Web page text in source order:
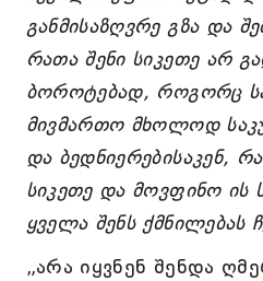
განმისაზღვრე გზა და
რათა შენი სიკეთე არ
ბოროტებად, როგორც
მივმართო მხოლოდ
და ბედნიერებისაკენ,
სიკეთე და მოვფინო ის
ყველა შენს ქმნილებას
„არა იყვნენ შენდა